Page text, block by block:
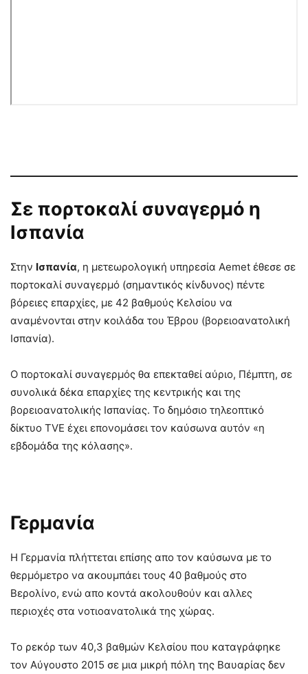
Σε πορτοκαλί συναγερμό η
Ισπανία
Στην Ισπανία, η μετεωρολογική υπηρεσία Aemet έθεσε σε
πορτοκαλί συναγερμό (σημαντικός κίνδυνος) πέντε
βόρειες επαρχίες, με 42 βαθμούς Κελσίου να
αναμένονται στην κοιλάδα του Έβρου (βορειοανατολική
Ισπανία).
Ο πορτοκαλί συναγερμός θα επεκταθεί αύριο, Πέμπτη, σε
συνολικά δέκα επαρχίες της κεντρικής και της
βορειοανατολικής Ισπανίας. Το δημόσιο τηλεοπτικό
δίκτυο TVE έχει επονομάσει τον καύσωνα αυτόν «η
εβδομάδα της κόλασης».
Γερμανία
Η Γερμανία πλήττεται επίσης απο τον καύσωνα με το
θερμόμετρο να ακουμπάει τους 40 βαθμούς στο
Βερολίνο, ενώ απο κοντά ακολουθούν και αλλες
περιοχές στα νοτιοανατολικά της χώρας.
Το ρεκόρ των 40,3 βαθμών Κελσίου που καταγράφηκε
τον Αύγουστο 2015 σε μια μικρή πόλη της Βαυαρίας δεν